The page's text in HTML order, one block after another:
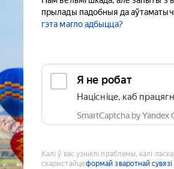
прылады падобныя да
гэта магло адбыцца?
Я не робат
Націсніце, каб
SmartCaptcha by Yandex
Калі ў вас узніклі праблемы, калі ласка,
скарыстайцеформай зваротнай сувязі